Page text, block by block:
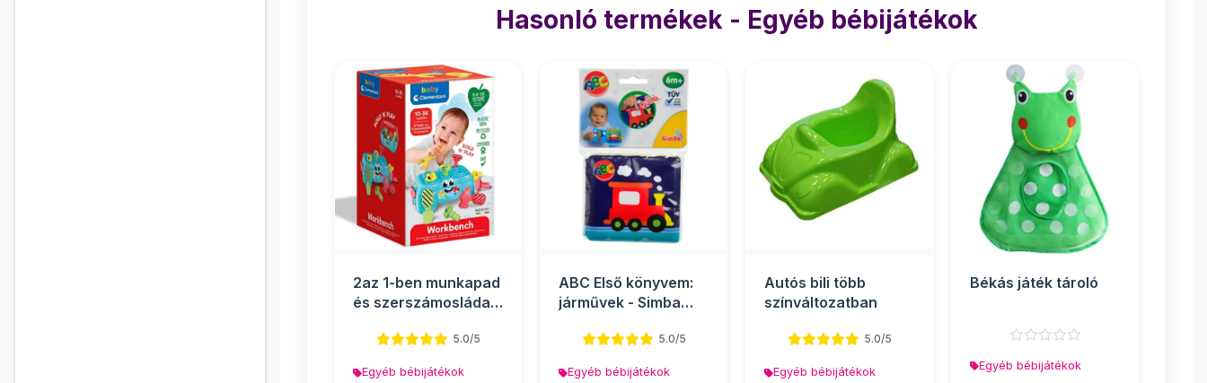
Hasonló termékek - Egyéb bébijátékok
2az 1-ben munkapad
és szerszámosláda
Cle...
5.0/5
Egyéb bébijátékok
ABC Első könyvem:
járművek - Simba
5.0/5
Egyéb bébijátékok
Autós bili több
színváltozatban
5.0/5
Egyéb bébijátékok
Békás játék tároló
Egyéb bébijátékok